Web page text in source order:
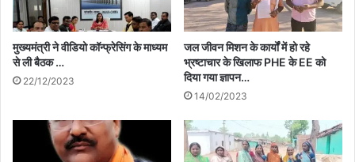
मुख्यमंत्री ने वीडियो कॉन्फ्रेसिंग के माध्यम
से ली बैठक …
22/12/2023
जल जीवन मिशन के कार्यों में हो रहे
भ्रष्टाचार के खिलाफ PHE के EE को
दिया गया ज्ञापन…
14/02/2023